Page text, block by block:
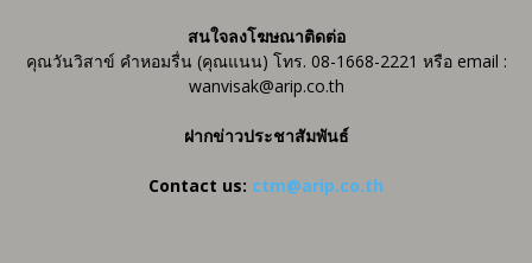
สนใจลงโฆษณาติดต่อ
คุณวันวิสาข์ คำหอมรื่น (คุณแนน) โทร. 08-1668-2221 หรือ email :
wanvisak@arip.co.th
ฝากข่าวประชาสัมพันธ์
Contact us: ctm@arip.co.th